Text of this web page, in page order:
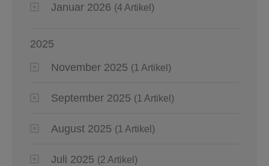
Januar 2026 (4 Artikel)
2025
November 2025 (1 Artikel)
September 2025 (1 Artikel)
August 2025 (1 Artikel)
Juli 2025 (2 Artikel)